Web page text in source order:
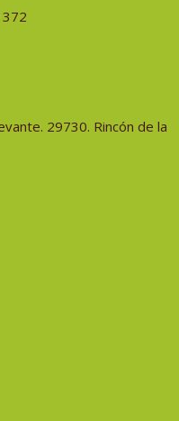
29730. Rincón de la